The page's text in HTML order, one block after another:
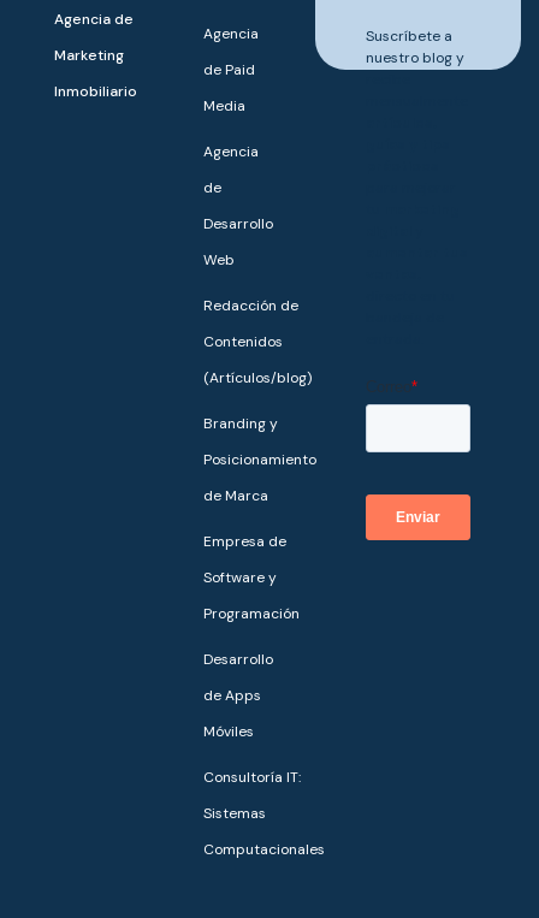
Agencia de
Marketing
Inmobiliario
Agencia
de Paid
Media
Agencia
de
Desarrollo
Web
Redacción de
Contenidos
(Artículos/blog)
Branding y
Posicionamiento
de Marca
Empresa de
Software y
Programación
Desarrollo
de Apps
Móviles
Consultoría IT:
Sistemas
Computacionales
Suscríbete a
nuestro blog y